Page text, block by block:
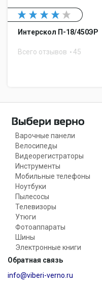
Интерскол П-18/450ЭР
Всего отзывов 45
Варочные панели
Велосипеды
Видеорегистраторы
Инструменты
Мобильные телефоны
Ноутбуки
Пылесосы
Телевизоры
Утюги
Фотоаппараты
Шины
Электронные книги
Обратная связь
info@viberi-verno.ru